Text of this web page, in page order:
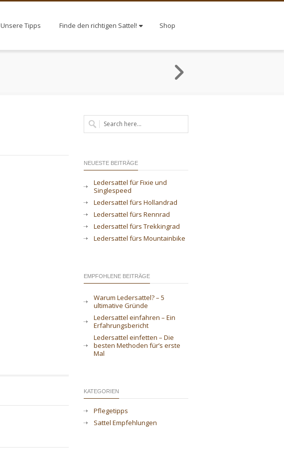
Unsere Tipps Finde den richtigen Sattel! Shop
NEUESTE BEITRÄGE
Ledersattel für Fixie und
Singlespeed
Ledersattel fürs Hollandrad
Ledersattel fürs Rennrad
Ledersattel fürs Trekkingrad
Ledersattel fürs Mountainbike
EMPFOHLENE BEITRÄGE
Warum Ledersattel? – 5
ultimative Gründe
Ledersattel einfahren – Ein
Erfahrungsbericht
Ledersattel einfetten – Die
besten Methoden für’s erste
Mal
KATEGORIEN
Pflegetipps
Sattel Empfehlungen